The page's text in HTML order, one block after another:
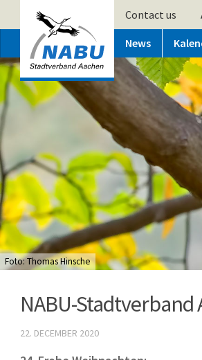
Contact us
News
Foto: Thomas Hinsche
NABU-Stadtverband
22. DECEMBER 2020